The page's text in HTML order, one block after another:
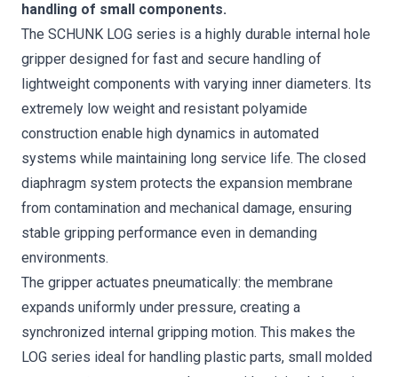
handling of small components.
The SCHUNK LOG series is a highly durable internal hole
gripper designed for fast and secure handling of
lightweight components with varying inner diameters. Its
extremely low weight and resistant polyamide
construction enable high dynamics in automated
systems while maintaining long service life. The closed
diaphragm system protects the expansion membrane
from contamination and mechanical damage, ensuring
stable gripping performance even in demanding
environments.
The gripper actuates pneumatically: the membrane
expands uniformly under pressure, creating a
synchronized internal gripping motion. This makes the
LOG series ideal for handling plastic parts, small molded